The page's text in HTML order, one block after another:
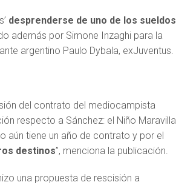
desprenderse de uno de los sueldos
además por Simone Inzaghi para la
argentino Paulo Dybala, exJuventus.
del contrato del mediocampista
respecto a Sánchez: el Niño Maravilla
aún tiene un año de contrato y por el
destinos”, menciona la publicación.
una propuesta de rescisión a